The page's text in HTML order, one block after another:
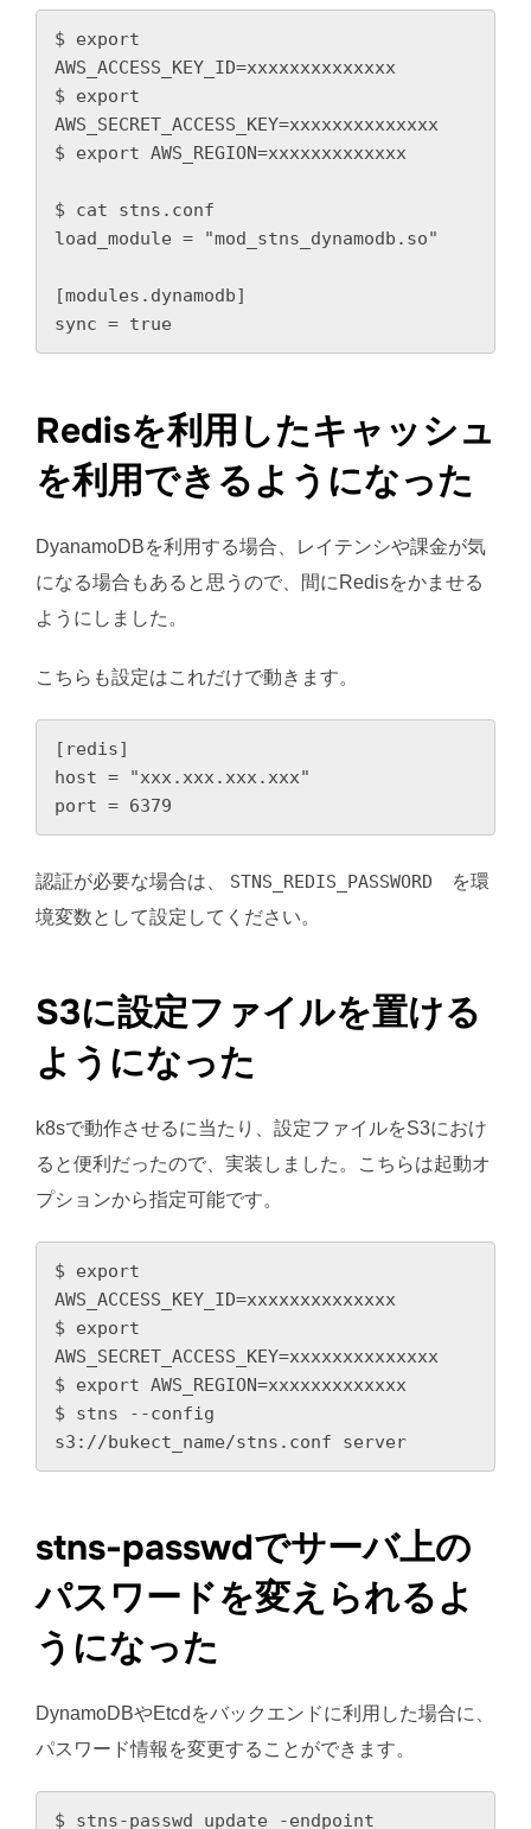
$ export
AWS_ACCESS_KEY_ID=xxxxxxxxxxxxxx
$ export
AWS_SECRET_ACCESS_KEY=xxxxxxxxxxxxxx
$ export AWS_REGION=xxxxxxxxxxxxx
$ cat stns.conf
load_module = "mod_stns_dynamodb.so"
[modules.dynamodb]
sync = true
Redisを利用したキャッシュ
を利用できるようになった
DyanamoDBを利用する場合、レイテンシや課金が気
になる場合もあると思うので、間にRedisをかませる
ようにしました。
こちらも設定はこれだけで動きます。
[redis]
host = "xxx.xxx.xxx.xxx"
port = 6379
認証が必要な場合は、 STNS_REDIS_PASSWORD を環
境変数として設定してください。
S3に設定ファイルを置ける
ようになった
k8sで動作させるに当たり、設定ファイルをS3におけ
ると便利だったので、実装しました。こちらは起動オ
プションから指定可能です。
$ export
AWS_ACCESS_KEY_ID=xxxxxxxxxxxxxx
$ export
AWS_SECRET_ACCESS_KEY=xxxxxxxxxxxxxx
$ export AWS_REGION=xxxxxxxxxxxxx
$ stns --config
s3://bukect_name/stns.conf server
stns-passwdでサーバ上の
パスワードを変えられるよ
うになった
DynamoDBやEtcdをバックエンドに利用した場合に、
パスワード情報を変更することができます。
$ stns-passwd update -endpoint